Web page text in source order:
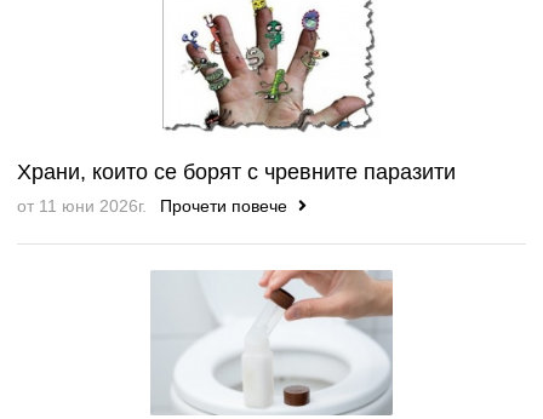
Храни, които се борят с чревните паразити
от 11 юни 2026г. Прочети повече